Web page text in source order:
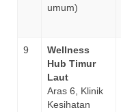
umum)
9
Wellness
Hub Timur
Laut
Aras 6, Klinik
Kesihatan